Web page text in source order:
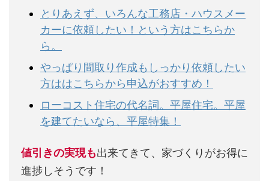
とりあえず、いろんな工務店・ハウスメー
カーに依頼したい！という方はこちらか
ら。
やっぱり間取り作成もしっかり依頼したい
方ははこちらから申込がおすすめ！
ローコスト住宅の代名詞。平屋住宅。平屋
を建てたいなら、平屋特集！
値引きの実現も出来てきて、家づくりがお得に
進捗しそうです！